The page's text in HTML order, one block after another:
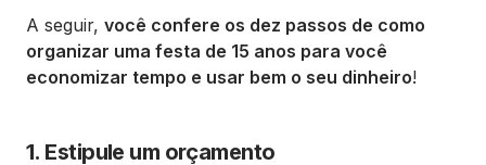
A seguir, você confere os dez passos de como
organizar uma festa de 15 anos para você
economizar tempo e usar bem o seu dinheiro!
1. Estipule um orçamento